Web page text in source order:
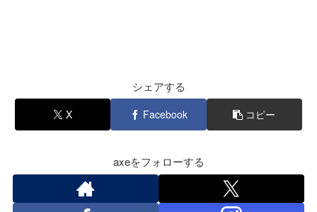
シェアする
X Facebook コピー
axeをフォローする